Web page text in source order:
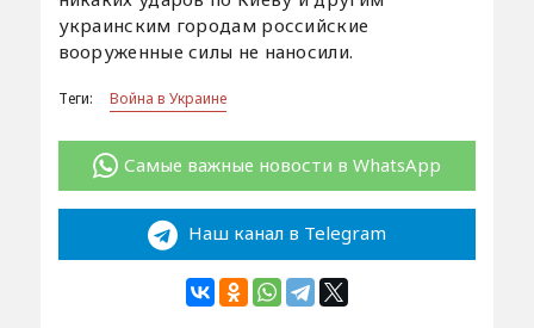
украинским городам российские
вооруженные силы не наносили.
Теги: Война в Украине
Самые важные новости в WhatsApp
Наш канал в Telegram